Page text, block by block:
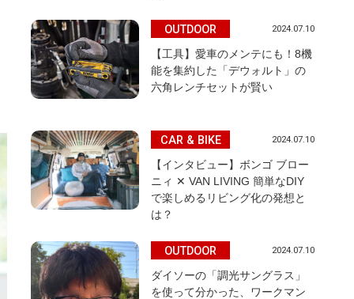
OUTDOOR 2024.07.10
【工具】愛車のメンテにも！8機
能を集約した「デウォルト」の
六角レンチセットが賢い
CAR & BIKE 2024.07.10
【インタビュー】ボンゴ ブロー
ニィ ✕ VAN LIVING 簡単なDIY
で楽しめるリビング化の発想と
は？
OUTDOOR 2024.07.10
ダイソーの「調光サングラス」
を使って分かった、ワークマン